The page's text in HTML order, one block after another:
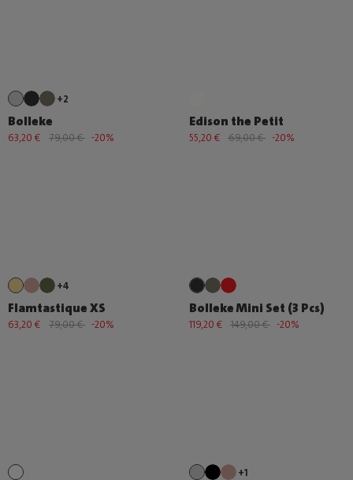
+2
Bolleke
63,20 € 79,00 € -20%
Edison the Petit
55,20 € 69,00 € -20%
+4
Flamtastique XS
63,20 € 79,00 € -20%
Bolleke Mini Set (3 Pcs)
119,20 € 149,00 € -20%
+1